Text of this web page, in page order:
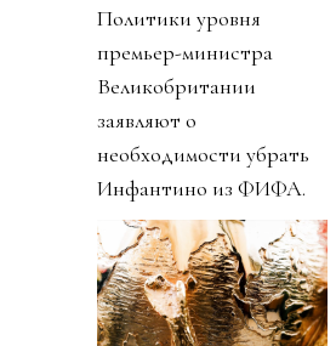
Политики уровня
премьер-министра
Великобритании
заявляют о
необходимости убрать
Инфантино из ФИФА.